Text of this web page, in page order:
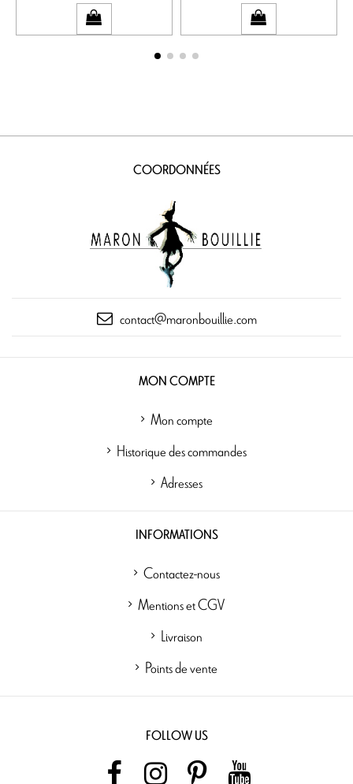
COORDONNÉES
contact@maronbouillie.com
MON COMPTE
Mon compte
Historique des commandes
Adresses
INFORMATIONS
Contactez-nous
Mentions et CGV
Livraison
Points de vente
FOLLOW US